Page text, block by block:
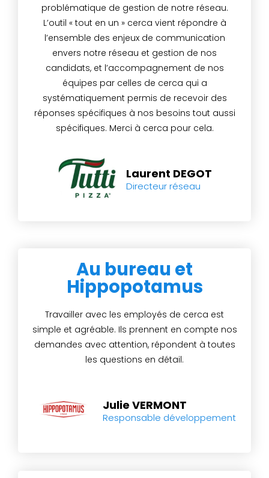
problématique de gestion de notre réseau.
L’outil « tout en un » cerca vient répondre à
l’ensemble des enjeux de communication
envers notre réseau et gestion de nos
candidats, et l’accompagnement de nos
équipes par celles de cerca qui a
systématiquement permis de recevoir des
réponses spécifiques à nos besoins tout aussi
spécifiques. Merci à cerca pour cela.
Laurent DEGOT
Directeur réseau
Au bureau et
Hippopotamus
Travailler avec les employés de cerca est
simple et agréable. Ils prennent en compte nos
demandes avec attention, répondent à toutes
les questions en détail.
Julie VERMONT
Responsable développement